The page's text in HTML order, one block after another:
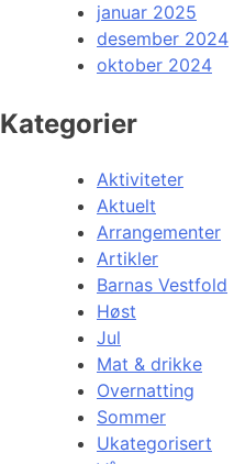
januar 2025
desember 2024
oktober 2024
Kategorier
Aktiviteter
Aktuelt
Arrangementer
Artikler
Barnas Vestfold
Høst
Jul
Mat & drikke
Overnatting
Sommer
Ukategorisert